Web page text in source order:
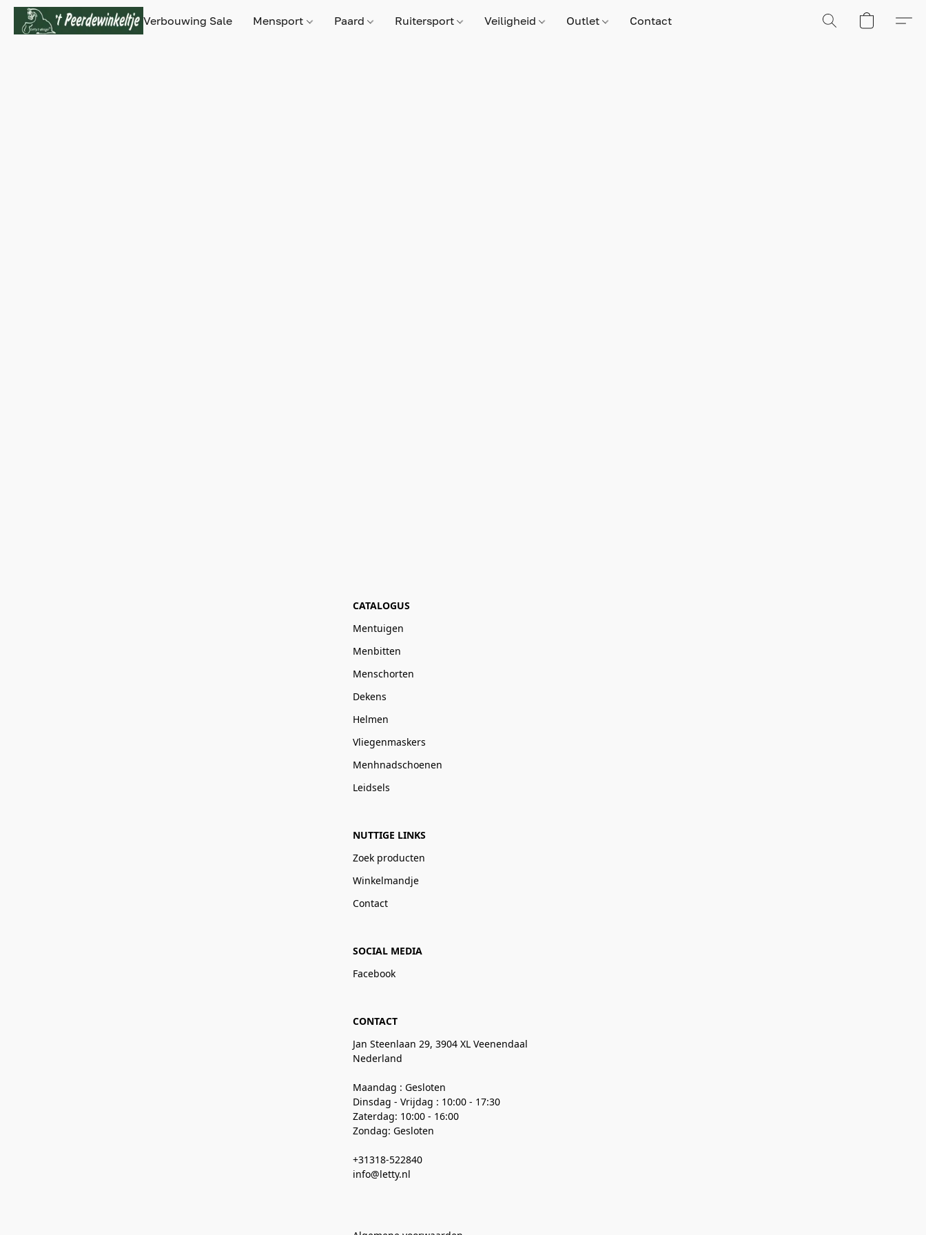
Verbouwing Sale Mensport Paard Ruitersport Veiligheid Outlet Contact
CATALOGUS
Mentuigen
Menbitten
Menschorten
Dekens
Helmen
Vliegenmaskers
Menhnadschoenen
Leidsels
NUTTIGE LINKS
Zoek producten
Winkelmandje
Contact
SOCIAL MEDIA
Facebook
CONTACT
Jan Steenlaan 29, 3904 XL Veenendaal
Nederland
Maandag : Gesloten
Dinsdag - Vrijdag : 10:00 - 17:30
Zaterdag: 10:00 - 16:00
Zondag: Gesloten
+31318-522840
info@letty.nl